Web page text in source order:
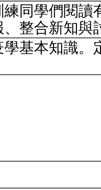
練同學們閱讀
、整合新知
學基本知識。